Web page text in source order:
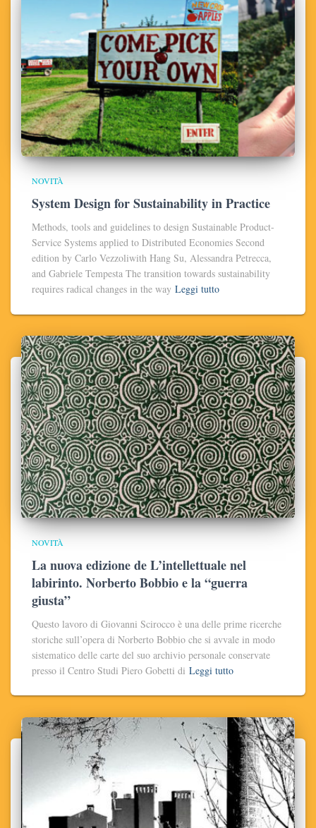
NOVITÀ
System Design for Sustainability in Practice
Methods, tools and guidelines to design Sustainable Product-
Service Systems applied to Distributed Economies Second
edition by Carlo Vezzoliwith Hang Su, Alessandra Petrecca,
and Gabriele Tempesta The transition towards sustainability
requires radical changes in the way Leggi tutto
NOVITÀ
La nuova edizione de L’intellettuale nel
labirinto. Norberto Bobbio e la “guerra
giusta”
Questo lavoro di Giovanni Scirocco è una delle prime ricerche
storiche sull’opera di Norberto Bobbio che si avvale in modo
sistematico delle carte del suo archivio personale conservate
presso il Centro Studi Piero Gobetti di Leggi tutto